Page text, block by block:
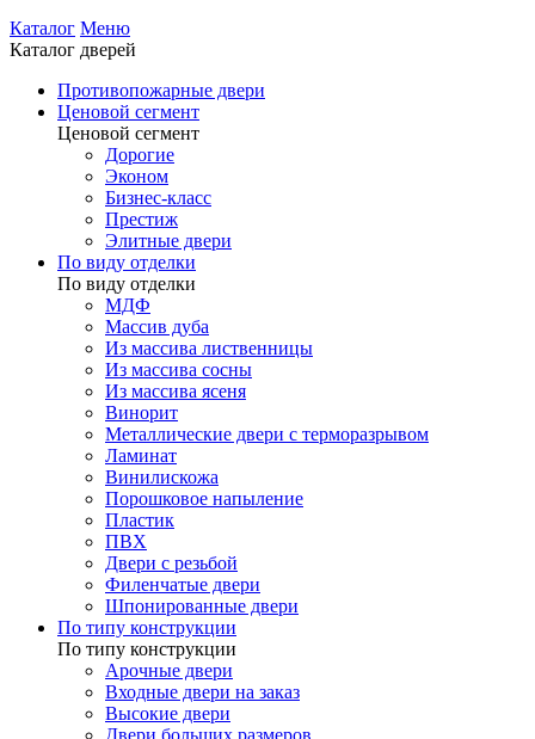
Каталог Меню
Каталог дверей
Противопожарные двери
Ценовой сегмент
Ценовой сегмент
Дорогие
Эконом
Бизнес-класс
Престиж
Элитные двери
По виду отделки
По виду отделки
МДФ
Массив дуба
Из массива лиственницы
Из массива сосны
Из массива ясеня
Винорит
Металлические двери с терморазрывом
Ламинат
Винилискожа
Порошковое напыление
Пластик
ПВХ
Двери с резьбой
Филенчатые двери
Шпонированные двери
По типу конструкции
По типу конструкции
Арочные двери
Входные двери на заказ
Высокие двери